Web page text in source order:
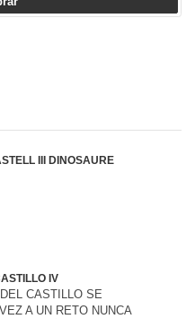
III DINOSAURE
IV
CASTILLO SE
A UN RETO NUNCA